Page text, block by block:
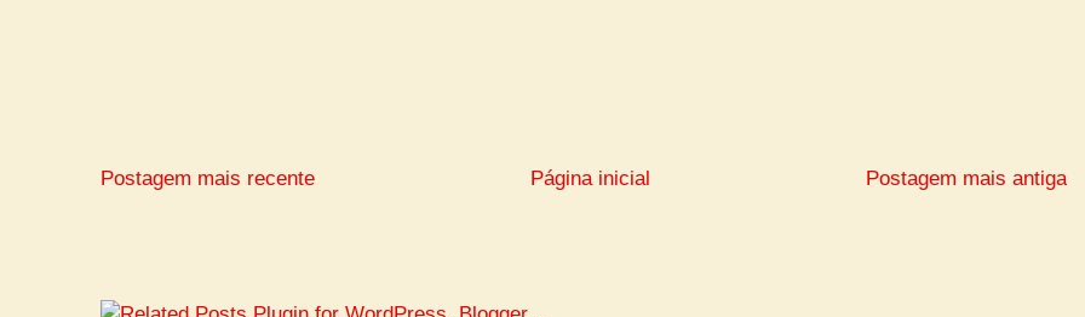
Postagem mais recente Postagem mais antiga
Página inicial